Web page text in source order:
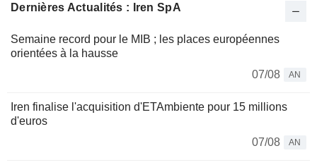
Dernières Actualités : Iren SpA
Semaine record pour le MIB ; les places européennes
orientées à la hausse
07/08
AN
Iren finalise l'acquisition d'ETAmbiente pour 15 millions
d'euros
07/08
AN